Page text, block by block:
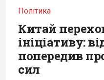
Політика
Китай
ініціативу:
попередив
сил